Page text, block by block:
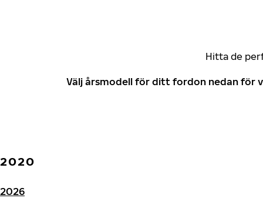
Hitta de
Välj årsmodell för ditt fordon nedan för
2020
2026